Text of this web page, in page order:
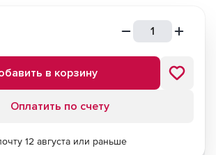
в корзину
Оплатить по счету
12 августа или раньше